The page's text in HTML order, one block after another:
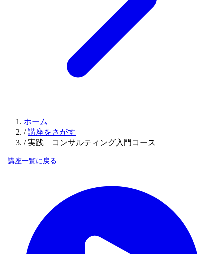
ホーム
/ 講座をさがす
/ 実践 コンサルティング入門コース
講座一覧に戻る